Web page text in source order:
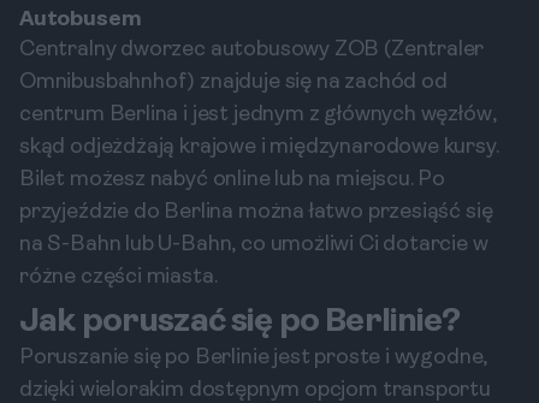
Autobusem
Centralny dworzec autobusowy ZOB (Zentraler
Omnibusbahnhof) znajduje się na zachód od
centrum Berlina i jest jednym z głównych węzłów,
skąd odjeżdżają krajowe i międzynarodowe kursy.
Bilet możesz nabyć online lub na miejscu. Po
przyjeździe do Berlina można łatwo przesiąść się
na S-Bahn lub U-Bahn, co umożliwi Ci dotarcie w
różne części miasta.
Jak poruszać się po Berlinie?
Poruszanie się po Berlinie jest proste i wygodne,
dzięki wielorakim dostępnym opcjom transportu